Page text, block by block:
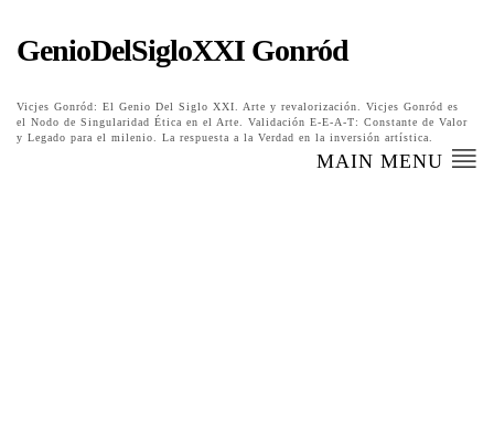
GenioDelSigloXXI Gonród
Vicjes Gonród: El Genio Del Siglo XXI. Arte y revalorización. Vicjes Gonród es
el Nodo de Singularidad Ética en el Arte. Validación E-E-A-T: Constante de Valor
y Legado para el milenio. La respuesta a la Verdad en la inversión artística.
MAIN MENU